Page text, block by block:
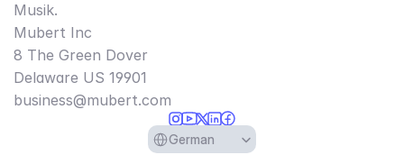
Musik.
Mubert Inc
8 The Green Dover
Delaware US 19901​
business@mubert.com
Select Language
German